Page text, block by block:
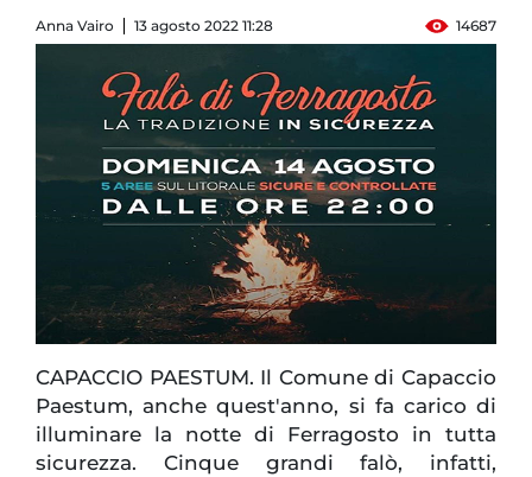
Anna Vairo 13 agosto 2022 11:28 14687
CAPACCIO PAESTUM. Il Comune di Capaccio
Paestum, anche quest'anno, si fa carico di
illuminare la notte di Ferragosto in tutta
sicurezza. Cinque grandi falò, infatti,